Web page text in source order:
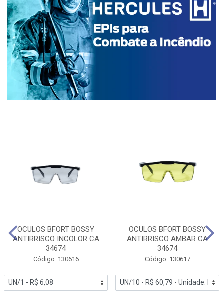
OCULOS BFORT BOSSY
ANTIRRISCO INCOLOR CA
34674
Código: 130616
OCULOS BFORT BOSSY
ANTIRRISCO AMBAR CA
34674
Código: 130617